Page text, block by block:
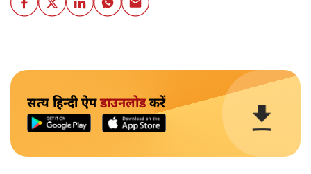
सत्य हिन्दी ऐपडाउनलोडकरें